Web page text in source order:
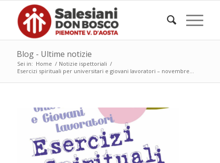
Blog - Ultime notizie
Sei in: Home / Notizie ispettoriali /
Esercizi spirituali per universitari e giovani lavoratori – novembre...